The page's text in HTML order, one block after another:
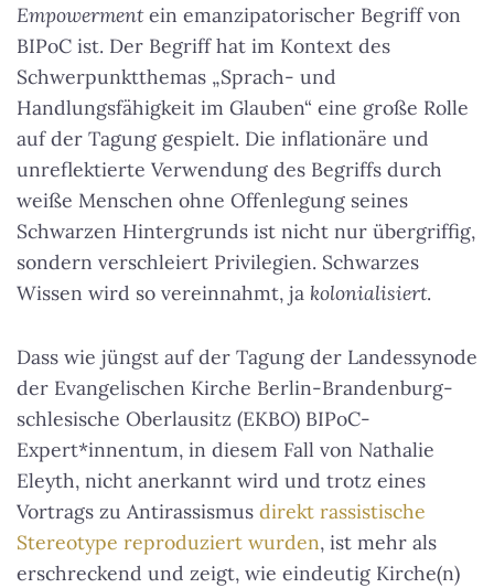
Empowermentein emanzipatorischer Begriff von
BIPoC ist. Der Begriff hat im Kontext des
Schwerpunktthemas „Sprach- und
Handlungsfähigkeit im Glauben“ eine große Rolle
auf der Tagung gespielt. Die inflationäre und
unreflektierte Verwendung des Begriffs durch
weiße Menschen ohne Offenlegung seines
Schwarzen Hintergrunds ist nicht nur übergriffig,
sondern verschleiert Privilegien. Schwarzes
Wissen wird so vereinnahmt, ja kolonialisiert.
Dass wie jüngst auf der Tagung der Landessynode
der Evangelischen Kirche Berlin-Brandenburg-
schlesische Oberlausitz (EKBO) BIPoC-
Expert*innentum, in diesem Fall von Nathalie
Eleyth, nicht anerkannt wird und trotz eines
Vortrags zu Antirassismus direkt rassistische
Stereotype reproduziert wurden, ist mehr als
erschreckend und zeigt, wie eindeutig Kirche(n)